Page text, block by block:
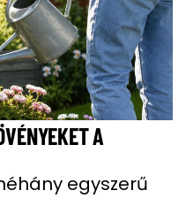
A
egyszerű